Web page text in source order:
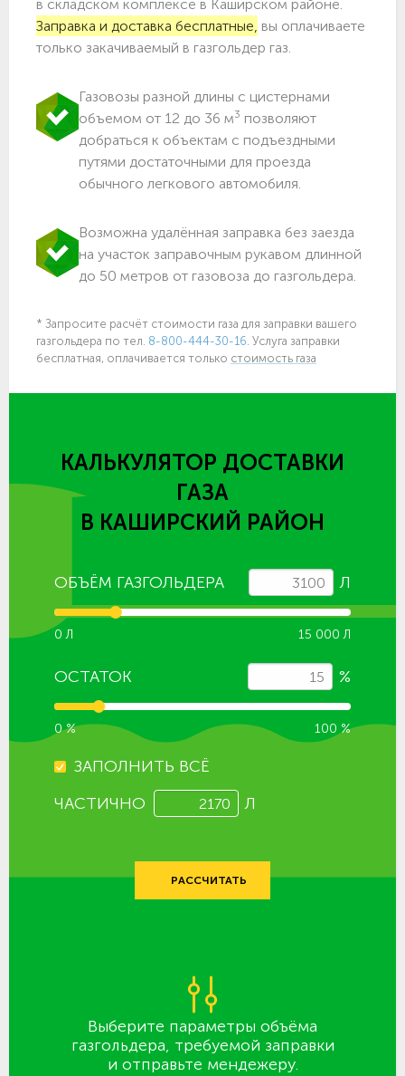
в складском комплексе в Каширском районе.
Заправка и доставка бесплатные, вы оплачиваете
только закачиваемый в газгольдер газ.
Газовозы разной длины с цистернами
объемом от 12 до 36 м3 позволяют
добраться к объектам c подъездными
путями достаточными для проезда
обычного легкового автомобиля.
Возможна удалённая заправка без заезда
на участок заправочным рукавом длинной
до 50 метров от газовоза до газгольдера.
* Запросите расчёт стоимости газа для заправки вашего
газгольдера по тел. 8-800-444-30-16. Услуга заправки
бесплатная, оплачивается только стоимость газа
КАЛЬКУЛЯТОР ДОСТАВКИ
ГАЗА
В КАШИРСКИЙ РАЙОН
ОБЪЁМ ГАЗГОЛЬДЕРА Л
0 Л 15 000 Л
ОСТАТОК %
0 % 100 %
ЗАПОЛНИТЬ ВСЁ
ЧАСТИЧНО
Л
РАССЧИТАТЬ
Выберите параметры объёма
газгольдера, требуемой заправки
и отправьте мендежеру.